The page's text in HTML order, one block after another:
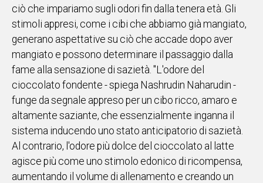
ciò che impariamo sugli odori fin dalla tenera età. Gli
stimoli appresi, come i cibi che abbiamo già mangiato,
generano aspettative su ciò che accade dopo aver
mangiato e possono determinare il passaggio dalla
fame alla sensazione di sazietà. "L'odore del
cioccolato fondente - spiega Nashrudin Naharudin -
funge da segnale appreso per un cibo ricco, amaro e
altamente saziante, che essenzialmente inganna il
sistema inducendo uno stato anticipatorio di sazietà.
Al contrario, l'odore più dolce del cioccolato al latte
agisce più come uno stimolo edonico di ricompensa,
aumentando il volume di allenamento e creando un